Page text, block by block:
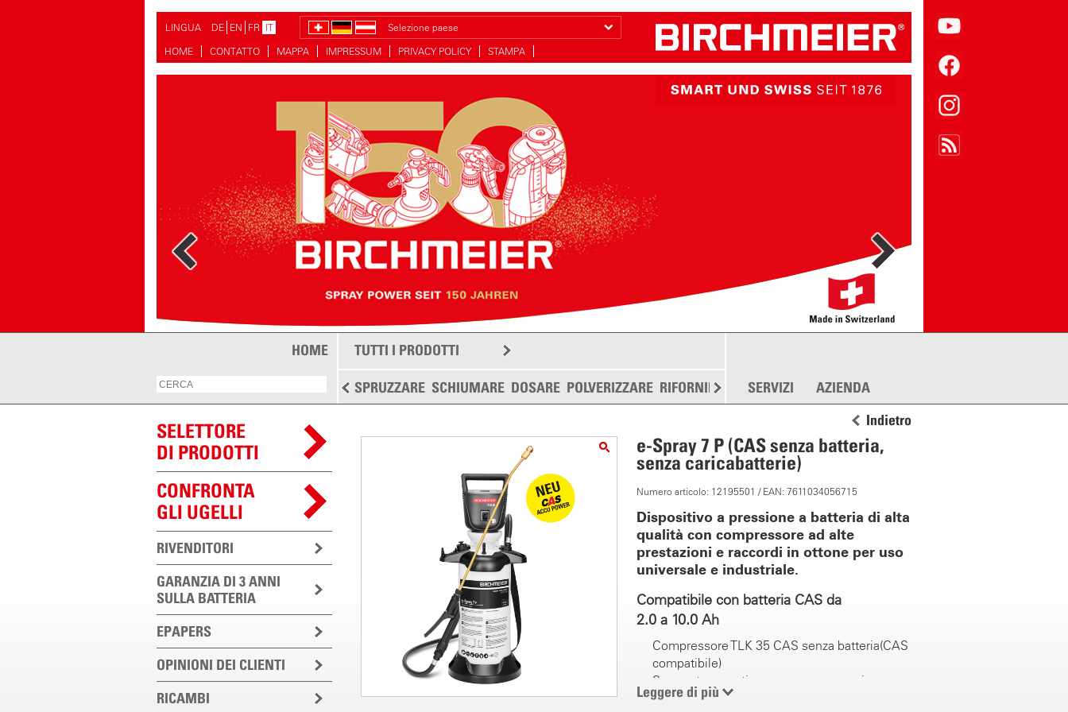
LINGUA DE EN FR IT
Selezione paese
HOME
CONTATTO MAPPA IMPRESSUM PRIVACY POLICY STAMPA
HOME TUTTI I PRODOTTI
SPRUZZARE SCHIUMARE DOSARE POLVERIZZARE RIFORNIRE SPARGERE ALTRO
SERVIZI AZIENDA
SELETTORE
DI PRODOTTI
CONFRONTA
GLI UGELLI
RIVENDITORI
GARANZIA DI 3 ANNI
SULLA BATTERIA
EPAPERS
OPINIONI DEI CLIENTI
RICAMBI
Indietro
e-Spray 7 P (CAS senza batteria,
senza caricabatterie)
Numero articolo: 12195501 / EAN: 7611034056715
Dispositivo a pressione a batteria di alta
qualità con compressore ad alte
prestazioni e raccordi in ottone per uso
universale e industriale.
Compatibile con batteria CAS da
2.0 a 10.0 Ah
Compressore TLK 35 CAS senza batteria(CAS
compatibile)
Spruzzatura continua senza pompaggio
manuale
Leggere di più